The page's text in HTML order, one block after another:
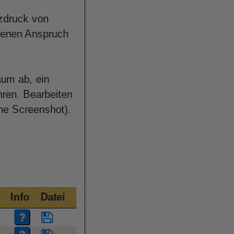
von
Anspruch
ab, ein
Bearbeiten
Screenshot).
Info
Datei
?